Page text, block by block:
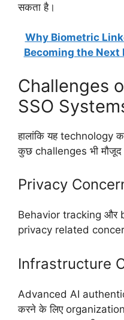
सकता है।
Why Biometric
Becoming the
Challenges
SSO
हालांकि यह technology
कुछ challenges भी मौजूद
Privacy
Behavior tracking और
privacy related
Infrastructure
Advanced AI
करने के लिए